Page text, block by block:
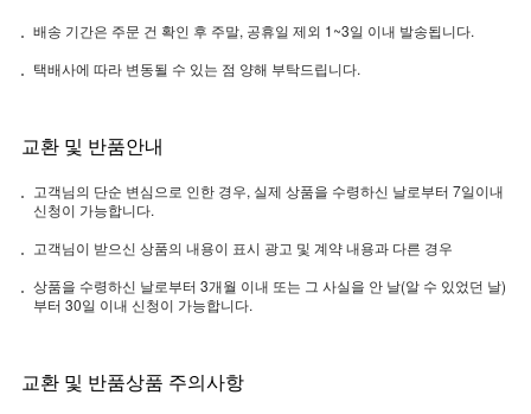
배송 기간은 주문 건 확인 후 주말, 공휴일 제외 1~3일 이내 발송됩니다.
택배사에 따라 변동될 수 있는 점 양해 부탁드립니다.
교환 및 반품안내
고객님의 단순 변심으로 인한 경우, 실제 상품을 수령하신 날로부터 7일이내
신청이 가능합니다.
고객님이 받으신 상품의 내용이 표시 광고 및 계약 내용과 다른 경우
상품을 수령하신 날로부터 3개월 이내 또는 그 사실을 안 날(알 수 있었던 날)
부터 30일 이내 신청이 가능합니다.
교환 및 반품상품 주의사항